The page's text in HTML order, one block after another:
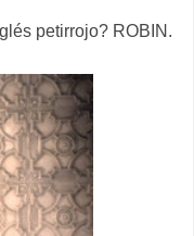
petirrojo? ROBIN.